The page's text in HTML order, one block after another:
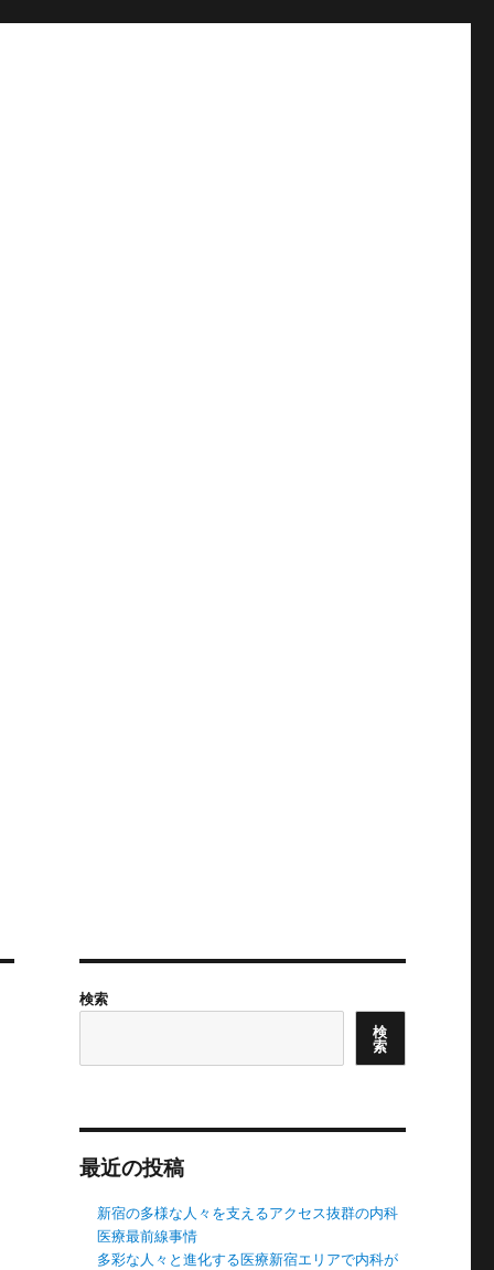
検索
検
索
最近の投稿
新宿の多様な人々を支えるアクセス抜群の内科
医療最前線事情
多彩な人々と進化する医療新宿エリアで内科が